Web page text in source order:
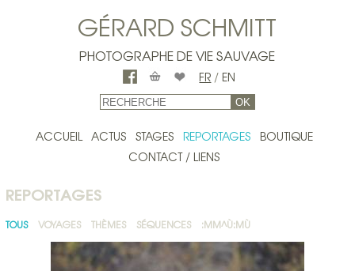
GÉRARD SCHMITT
PHOTOGRAPHE DE VIE SAUVAGE
FR / EN
OK
ACCUEIL ACTUS STAGES REPORTAGES
BOUTIQUE
CONTACT / LIENS
REPORTAGES
TOUS VOYAGES THÈMES SÉQUENCES :MM^Ù:MÙ